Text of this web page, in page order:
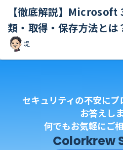
【徹底解説】Microsoft
類・取得・保存方法とは
堤
セキュリティの不安に
お答えしま
何でもお気軽にご
Colorkrew